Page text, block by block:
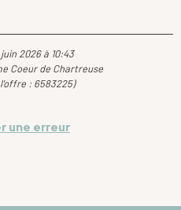
2026 à 10:43
Coeur de Chartreuse
: 6583225)
une erreur